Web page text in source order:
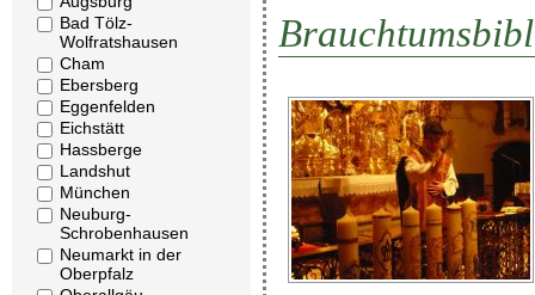
Bad Tölz-
Wolfratshausen
Cham
Ebersberg
Eggenfelden
Eichstätt
Hassberge
Landshut
München
Neuburg-
Schrobenhausen
Neumarkt in der
Oberpfalz